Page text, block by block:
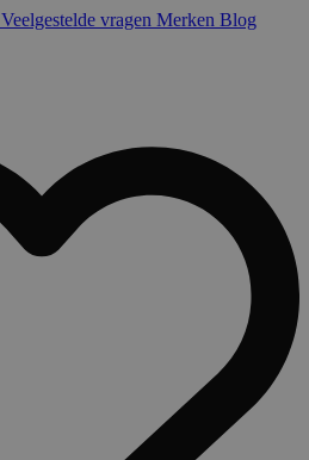
Veelgestelde vragen Merken Blog